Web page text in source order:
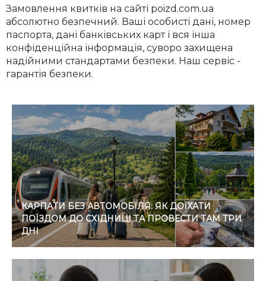
Замовлення квитків на сайті poizd.com.ua
абсолютно безпечний. Ваші особисті дані, номер
паспорта, дані банківських карт і вся інша
конфіденційна інформація, суворо захищена
надійними стандартами безпеки. Наш сервіс -
гарантія безпеки.
КАРПАТИ БЕЗ АВТОМОБІЛЯ: ЯК ДОЇХАТИ
ПОЇЗДОМ ДО СХІДНИЦІ ТА ПРОВЕСТИ ТАМ ТРИ
ДНІ